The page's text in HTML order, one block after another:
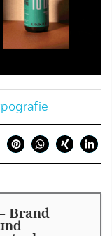
Brand